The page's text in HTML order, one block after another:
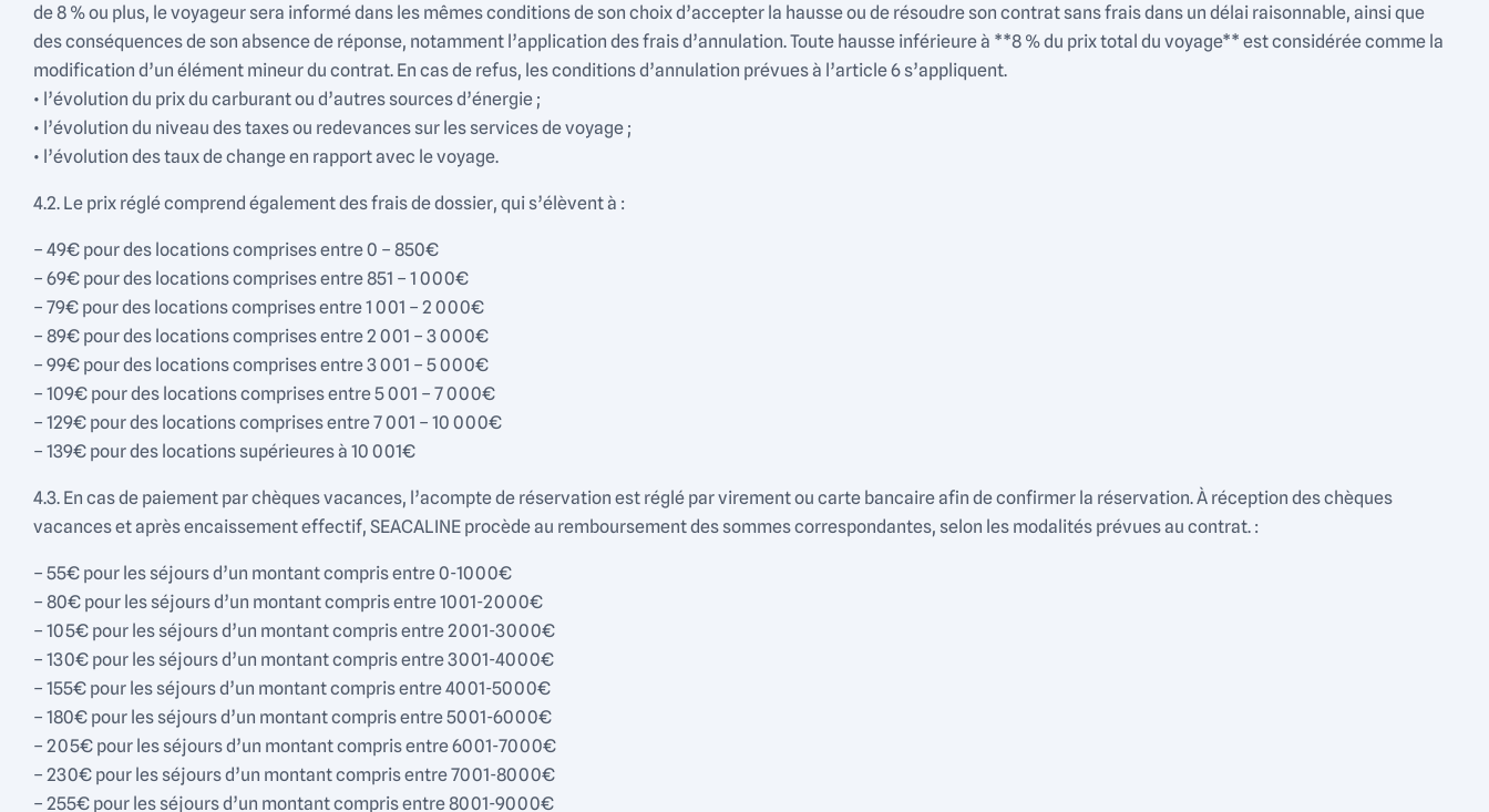
de 8 % ou plus, le voyageur sera informé dans les mêmes conditions de son choix d’accepter la hausse ou de résoudre son contrat sans frais dans un délai raisonnable, ainsi que
des conséquences de son absence de réponse, notamment l’application des frais d’annulation. Toute hausse inférieure à **8 % du prix total du voyage** est considérée comme la
modification d’un élément mineur du contrat. En cas de refus, les conditions d’annulation prévues à l’article 6 s’appliquent.
• l’évolution du prix du carburant ou d’autres sources d’énergie ;
• l’évolution du niveau des taxes ou redevances sur les services de voyage ;
• l’évolution des taux de change en rapport avec le voyage.
4.2. Le prix réglé comprend également des frais de dossier, qui s’élèvent à :
– 49€ pour des locations comprises entre 0 – 850€
– 69€ pour des locations comprises entre 851 – 1 000€
– 79€ pour des locations comprises entre 1 001 – 2 000€
– 89€ pour des locations comprises entre 2 001 – 3 000€
– 99€ pour des locations comprises entre 3 001 – 5 000€
– 109€ pour des locations comprises entre 5 001 – 7 000€
– 129€ pour des locations comprises entre 7 001 – 10 000€
– 139€ pour des locations supérieures à 10 001€
4.3. En cas de paiement par chèques vacances, l’acompte de réservation est réglé par virement ou carte bancaire afin de confirmer la réservation. À réception des chèques
vacances et après encaissement effectif, SEACALINE procède au remboursement des sommes correspondantes, selon les modalités prévues au contrat. :
– 55€ pour les séjours d’un montant compris entre 0-1000€
– 80€ pour les séjours d’un montant compris entre 1001-2000€
– 105€ pour les séjours d’un montant compris entre 2001-3000€
– 130€ pour les séjours d’un montant compris entre 3001-4000€
– 155€ pour les séjours d’un montant compris entre 4001-5000€
– 180€ pour les séjours d’un montant compris entre 5001-6000€
– 205€ pour les séjours d’un montant compris entre 6001-7000€
– 230€ pour les séjours d’un montant compris entre 7001-8000€
– 255€ pour les séjours d’un montant compris entre 8001-9000€